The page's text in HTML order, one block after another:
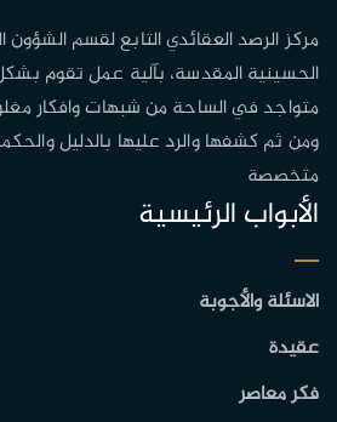
مركز الرصد العقائدي التابع لقسم الشؤون
الحسينية المقدسة، بآلية عمل تقوم
متواجد في الساحة من شبهات وافكار
ومن ثم كشفها والرد عليها بالدليل
متخصصة
الأبواب الرئيسية
الاسئلة والأجوبة
عقيدة
فكر معاصر